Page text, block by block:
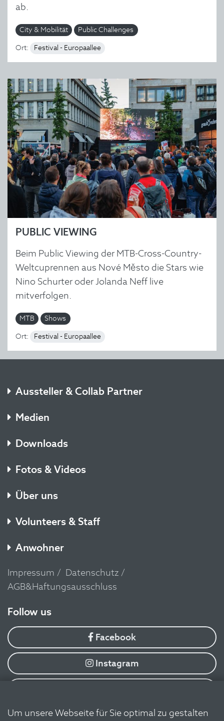
ab.
City & Mobilität Public Challenges
Ort: Festival - Europaallee
PUBLIC VIEWING
Beim Public Viewing der MTB-Cross-Country-
Weltcuprennen aus Nové Město die Stars wie
Nino Schurter oder Jolanda Neff live
mitverfolgen.
MTB Shows
Ort: Festival - Europaallee
Aussteller & Collab Partner
Medien
Downloads
Fotos & Videos
Über uns
Volunteers & Staff
Anwohner
Impressum
Datenschutz
AGB&Haftungsausschluss
​Follow us
Facebook
Instagram
Flickr
Um unsere Webseite für Sie optimal zu gestalten